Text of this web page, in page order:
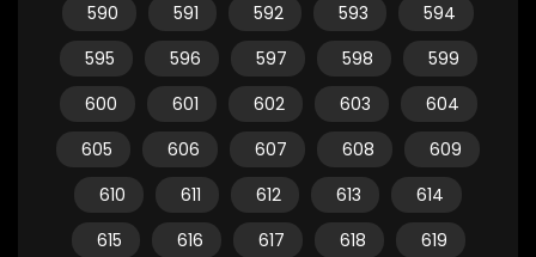
590
591 592 593
594
595
596 597 598
599
600
601 602 603
604
605
606 607 608
609
610
611 612 613
614
615
616 617 618
619